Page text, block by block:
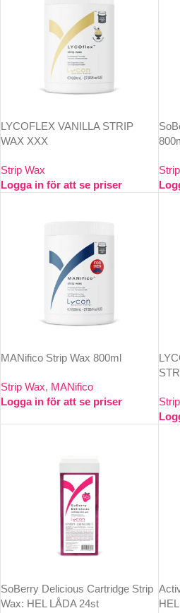
LYCOFLEX VANILLA STRIP
WAX XXX
Strip Wax
Logga in för att se priser
MANifico Strip Wax 800ml
Strip Wax, MANifico
Logga in för att se priser
SoBerry Delicious Cartridge Strip
Wax: HEL LÅDA 24st